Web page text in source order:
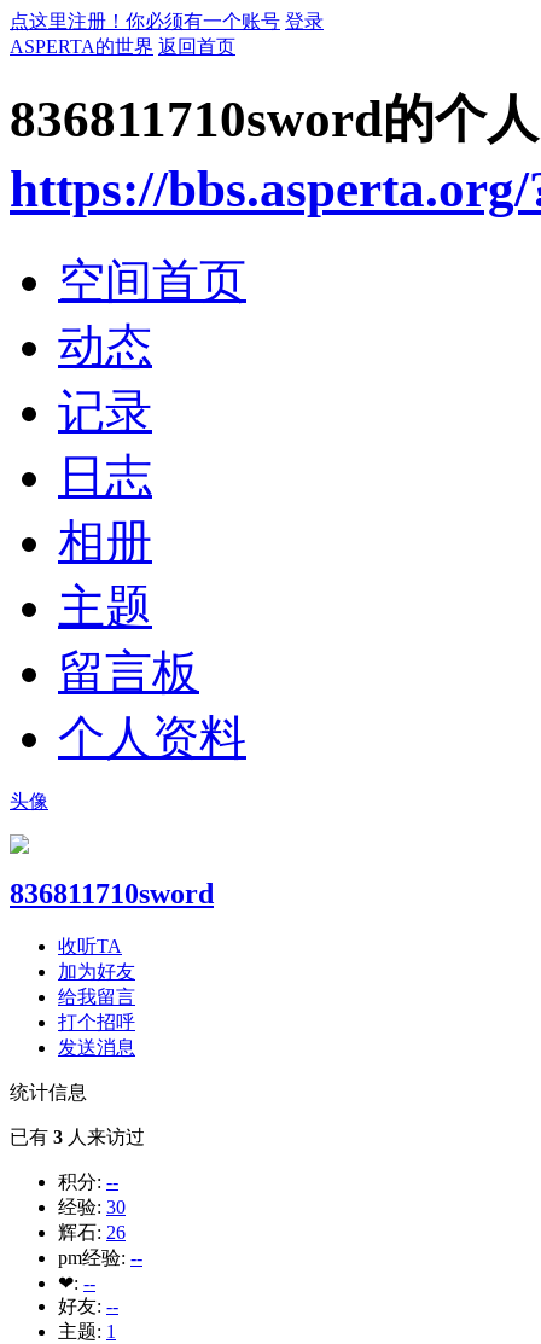
点这里注册！你必须有一个账号 登录
ASPERTA的世界 返回首页
836811710sword的个
https://bbs.asperta.org/
空间首页
动态
记录
日志
相册
主题
留言板
个人资料
头像
836811710sword
收听TA
加为好友
给我留言
打个招呼
发送消息
统计信息
已有 3 人来访过
积分: --
经验: 30
辉石: 26
pm经验: --
❤: --
好友: --
主题: 1